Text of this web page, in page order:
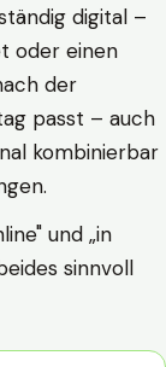
digital –
oder einen
der
passt – auch
kombinierbar
und „in
sinnvoll